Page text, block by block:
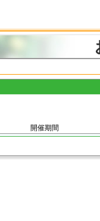
開催期間